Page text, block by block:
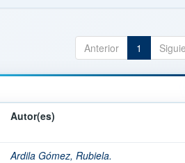
Anterior 1
Autor(es)
Ardila Gómez, Rubiela.